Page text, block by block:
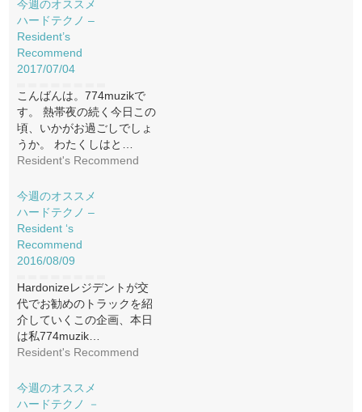
今週のオススメ
ハードテクノ –
Resident’s
Recommend
2017/07/04
こんばんは。774muzikで
す。 熱帯夜の続く今日この
頃、いかがお過ごしでしょ
うか。 わたくしはと…
Resident's Recommend
今週のオススメ
ハードテクノ –
Resident ‘s
Recommend
2016/08/09
Hardonizeレジデントが交
代でお勧めのトラックを紹
介していくこの企画、本日
は私774muzik…
Resident's Recommend
今週のオススメ
ハードテクノ －